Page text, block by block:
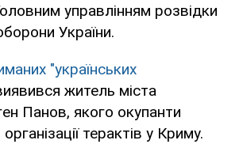
управлінням розвідки
України.
"українських
житель міста
Панов, якого окупанти
терактів у Криму.